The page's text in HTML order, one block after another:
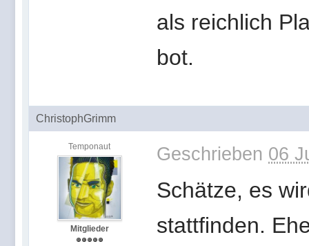
als reichlich
bot.
ChristophGrimm
Temponaut
Mitglieder
Geschrieben 06
Schätze, es
stattfinden.